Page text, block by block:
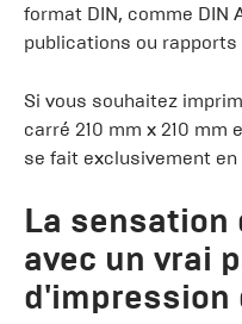
format DIN, comme DIN
publications ou
Si vous souhaitez
carré 210 mm x 210
se fait exclusivement
La sensation
avec un vrai
d'impression